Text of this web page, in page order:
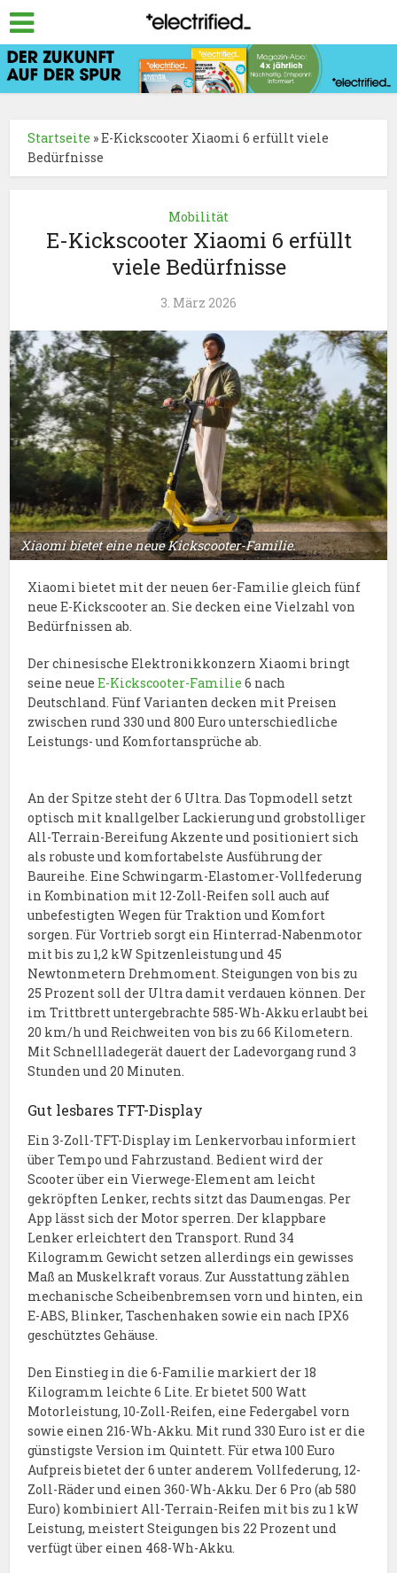
Startseite »E-Kickscooter Xiaomi 6 erfüllt viele
Bedürfnisse
Mobilität
E-Kickscooter Xiaomi 6 erfüllt
viele Bedürfnisse
3. März 2026
Xiaomi bietet eine neue Kickscooter-Familie.
Xiaomi bietet mit der neuen 6er-Familie gleich fünf
neue E-Kickscooter an. Sie decken eine Vielzahl von
Bedürfnissen ab.
Der chinesische Elektronikkonzern Xiaomi bringt
seine neueE-Kickscooter-Familie 6 nach
Deutschland. Fünf Varianten decken mit Preisen
zwischen rund 330 und 800 Euro unterschiedliche
Leistungs- und Komfortansprüche ab.
An der Spitze steht der 6 Ultra. Das Topmodell setzt
optisch mit knallgelber Lackierung und grobstolliger
All-Terrain-Bereifung Akzente und positioniert sich
als robuste und komfortabelste Ausführung der
Baureihe. Eine Schwingarm-Elastomer-Vollfederung
in Kombination mit 12-Zoll-Reifen soll auch auf
unbefestigten Wegen für Traktion und Komfort
sorgen. Für Vortrieb sorgt ein Hinterrad-Nabenmotor
mit bis zu 1,2 kW Spitzenleistung und 45
Newtonmetern Drehmoment. Steigungen von bis zu
25 Prozent soll der Ultra damit verdauen können. Der
im Trittbrett untergebrachte 585-Wh-Akku erlaubt bei
20 km/h und Reichweiten von bis zu 66 Kilometern.
Mit Schnellladegerät dauert der Ladevorgang rund 3
Stunden und 20 Minuten.
Gut lesbares TFT-Display
Ein 3-Zoll-TFT-Display im Lenkervorbau informiert
über Tempo und Fahrzustand. Bedient wird der
Scooter über ein Vierwege-Element am leicht
gekröpften Lenker, rechts sitzt das Daumengas. Per
App lässt sich der Motor sperren. Der klappbare
Lenker erleichtert den Transport. Rund 34
Kilogramm Gewicht setzen allerdings ein gewisses
Maß an Muskelkraft voraus. Zur Ausstattung zählen
mechanische Scheibenbremsen vorn und hinten, ein
E-ABS, Blinker, Taschenhaken sowie ein nach IPX6
geschütztes Gehäuse.
Den Einstieg in die 6-Familie markiert der 18
Kilogramm leichte 6 Lite. Er bietet 500 Watt
Motorleistung, 10-Zoll-Reifen, eine Federgabel vorn
sowie einen 216-Wh-Akku. Mit rund 330 Euro ist er die
günstigste Version im Quintett. Für etwa 100 Euro
Aufpreis bietet der 6 unter anderem Vollfederung, 12-
Zoll-Räder und einen 360-Wh-Akku. Der 6 Pro (ab 580
Euro) kombiniert All-Terrain-Reifen mit bis zu 1 kW
Leistung, meistert Steigungen bis 22 Prozent und
verfügt über einen 468-Wh-Akku.